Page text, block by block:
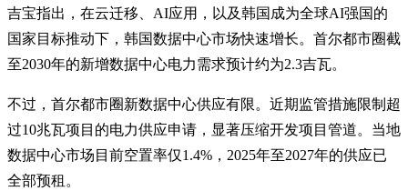
吉宝指出，在云迁移、AI应用，以及韩国成为全球AI强国的
国家目标推动下，韩国数据中心市场快速增长。首尔都市圈截
至2030年的新增数据中心电力需求预计约为2.3吉瓦。
不过，首尔都市圈新数据中心供应有限。近期监管措施限制超
过10兆瓦项目的电力供应申请，显著压缩开发项目管道。当地
数据中心市场目前空置率仅1.4%，2025年至2027年的供应已
全部预租。